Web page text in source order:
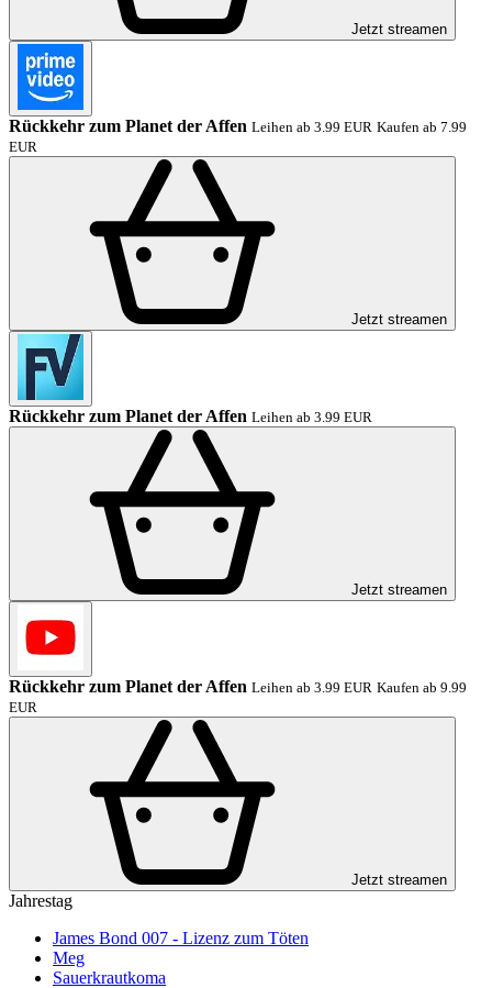
Jetzt streamen
Rückkehr zum Planet der Affen Leihen ab 3.99 EUR Kaufen ab 7.99
EUR
Jetzt streamen
Rückkehr zum Planet der Affen Leihen ab 3.99 EUR
Jetzt streamen
Rückkehr zum Planet der Affen Leihen ab 3.99 EUR Kaufen ab 9.99
EUR
Jetzt streamen
Jahrestag
James Bond 007 - Lizenz zum Töten
Meg
Sauerkrautkoma